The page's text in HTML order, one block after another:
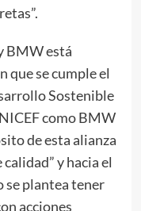
BMW está
que se cumple el
Sostenible
como BMW
de esta alianza
y hacia el
se plantea tener
acciones